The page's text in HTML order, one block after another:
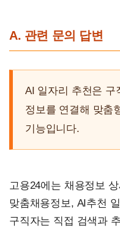
A. 관련 문의 답변
AI 일자리 추천은 구
정보를 연결해 맞춤
기능입니다.
고용24에는 채용정보
맞춤채용정보, AI추천
구직자는 직접 검색과